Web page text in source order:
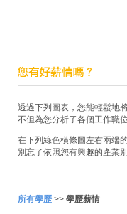
透過下列圖表，您能輕鬆地
不但為您分析了各個工作職
在下列綠色橫條圖左右兩端
別忘了依照您有興趣的產業
所有學歷 >> 學歷薪情